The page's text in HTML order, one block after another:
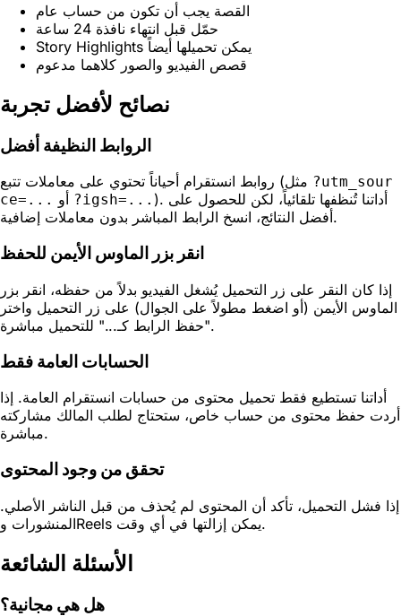
القصة يجب أن تكون من حساب عام
حمّل قبل انتهاء نافذة 24 ساعة
Story Highlights يمكن تحميلها أيضاً
قصص الفيديو والصور كلاهما مدعوم
نصائح لأفضل تجربة
الروابط النظيفة أفضل
?utm_sour
ce=...
?igsh=... ). أداتنا تُنظفها تلقائياً، لكن للحصول على
أفضل النتائج، انسخ الرابط المباشر بدون معاملات إضافية.
انقر بزر الماوس الأيمن للحفظ
إذا كان النقر على زر التحميل يُشغل الفيديو بدلاً من حفظه، انقر بزر
الماوس الأيمن (أو اضغط مطولاً على الجوال) على زر التحميل واختر
"حفظ الرابط كـ..." للتحميل مباشرة.
الحسابات العامة فقط
أداتنا تستطيع فقط تحميل محتوى من حسابات انستقرام العامة. إذا
أردت حفظ محتوى من حساب خاص، ستحتاج لطلب المالك مشاركته
مباشرة.
تحقق من وجود المحتوى
إذا فشل التحميل، تأكد أن المحتوى لم يُحذف من قبل الناشر الأصلي.
المنشورات وReels يمكن إزالتها في أي وقت.
الأسئلة الشائعة
هل هي مجانية؟